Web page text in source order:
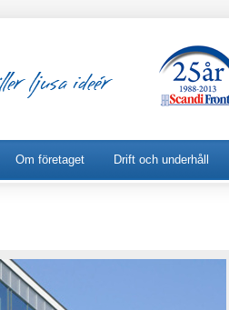
Om företaget Drift och underhåll